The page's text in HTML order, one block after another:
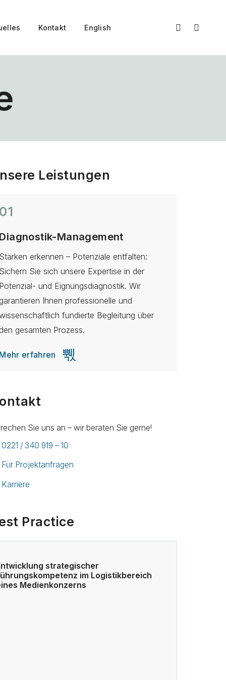
Kontakt English
Leistungen
01
Diagnostik-Management
Stärken erkennen – Potenziale entfalten:
Sichern Sie sich unsere Expertise in der
Potenzial- und Eignungsdiagnostik. Wir
garantieren Ihnen professionelle und
fundierte Begleitung über
den gesamten Prozess.
Mehr erfahren
Sie uns an – wir beraten Sie gerne!
0221 / 340 919 – 10
Für Projektanfragen
Karriere
Practice
strategischer
im Logistikbereich
Medienkonzerns